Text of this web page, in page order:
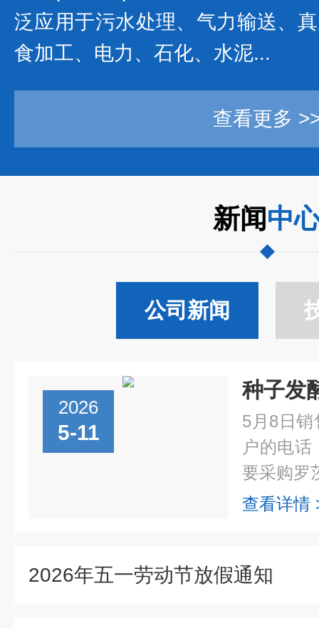
泛应用于污水处理、气力输送、
食加工、电力、石化、水泥...
查看更多
新闻中
公司新闻
2026
5-11
5月8日
户的电
要采购罗
查看详情
2026年五一劳动节放假通知